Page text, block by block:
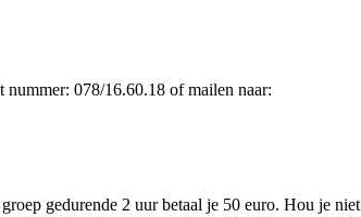
nummer: 078/16.60.18 of mailen naar:
gedurende 2 uur betaal je 50 euro. Hou je niet